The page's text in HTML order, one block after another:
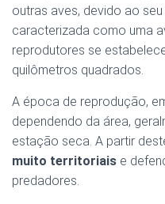
outras aves, devido ao
caracterizada como uma
reprodutores se
quilômetros quadrados.
A época de reprodução,
dependendo da área,
estação seca. A partir
muito territoriais e
predadores.